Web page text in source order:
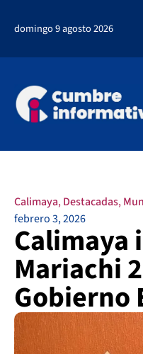
domingo 9 agosto 2026
Calimaya,Destacadas,
febrero 3, 2026
Calimaya
Mariachi
Gobierno